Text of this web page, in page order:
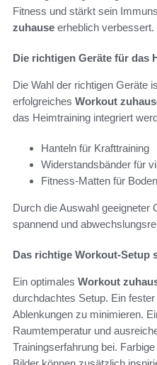
Fitness und stärkt sein
zuhause erheblich verbessert.
Die richtigen Geräte für das
Die Wahl der richtigen Geräte
erfolgreiches Workout
das Heimtraining integriert
Hanteln für Krafttraining
Widerstandsbänder für
Fitness-Matten für
Durch die Auswahl geeigneter
spannend und
Das richtige Workout-Setup
Ein optimales Workout
durchdachtes Setup. Ein
Ablenkungen zu minimieren.
Raumtemperatur und
Trainingserfahrung bei.